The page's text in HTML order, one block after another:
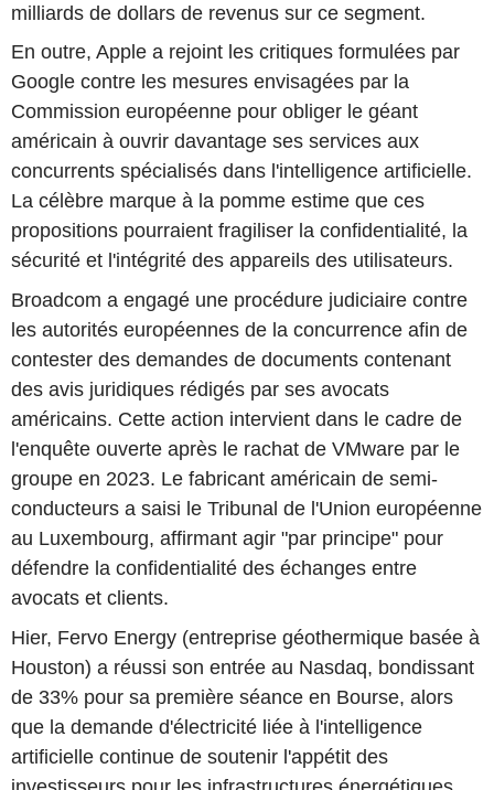
milliards de dollars de revenus sur ce segment.
En outre, Apple a rejoint les critiques formulées par
Google contre les mesures envisagées par la
Commission européenne pour obliger le géant
américain à ouvrir davantage ses services aux
concurrents spécialisés dans l'intelligence artificielle.
La célèbre marque à la pomme estime que ces
propositions pourraient fragiliser la confidentialité, la
sécurité et l'intégrité des appareils des utilisateurs.
Broadcom a engagé une procédure judiciaire contre
les autorités européennes de la concurrence afin de
contester des demandes de documents contenant
des avis juridiques rédigés par ses avocats
américains. Cette action intervient dans le cadre de
l'enquête ouverte après le rachat de VMware par le
groupe en 2023. Le fabricant américain de semi-
conducteurs a saisi le Tribunal de l'Union européenne
au Luxembourg, affirmant agir "par principe" pour
défendre la confidentialité des échanges entre
avocats et clients.
Hier, Fervo Energy (entreprise géothermique basée à
Houston) a réussi son entrée au Nasdaq, bondissant
de 33% pour sa première séance en Bourse, alors
que la demande d'électricité liée à l'intelligence
artificielle continue de soutenir l'appétit des